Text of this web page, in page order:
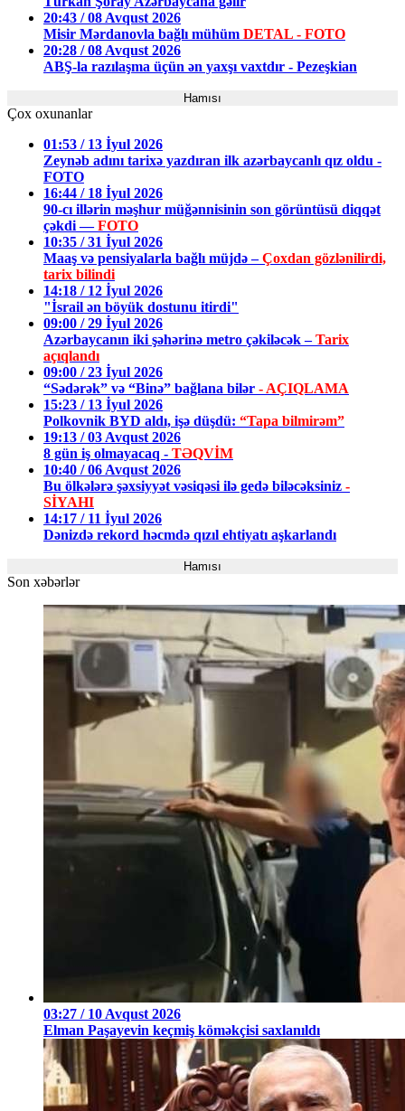
20:43 / 08 Avqust 2026
Misir Mərdanovla bağlı mühüm DETAL - FOTO
20:28 / 08 Avqust 2026
ABŞ-la razılaşma üçün ən yaxşı vaxtdır - Pezeşkian
Hamısı
Çox oxunanlar
01:53 / 13 İyul 2026
Zeynəb adını tarixə yazdıran ilk azərbaycanlı qız oldu -
FOTO
16:44 / 18 İyul 2026
90-cı illərin məşhur müğənnisinin son görüntüsü diqqət
çəkdi —FOTO
10:35 / 31 İyul 2026
Maaş və pensiyalarla bağlı müjdə –Çoxdan gözlənilirdi,
tarix bilindi
14:18 / 12 İyul 2026
"İsrail ən böyük dostunu itirdi"
09:00 / 29 İyul 2026
Azərbaycanın iki şəhərinə metro çəkiləcək –Tarix
açıqlandı
09:00 / 23 İyul 2026
“Sədərək” və “Binə” bağlana bilər - AÇIQLAMA
15:23 / 13 İyul 2026
Polkovnik BYD aldı, işə düşdü: “Tapa bilmirəm”
19:13 / 03 Avqust 2026
8 gün iş olmayacaq - TƏQVİM
10:40 / 06 Avqust 2026
Bu ölkələrə şəxsiyyət vəsiqəsi ilə gedə biləcəksiniz -
SİYAHI
14:17 / 11 İyul 2026
Dənizdə rekord həcmdə qızıl ehtiyatı aşkarlandı
Hamısı
Son xəbərlər
03:27 / 10 Avqust 2026
Elman Paşayevin keçmiş köməkçisi saxlanıldı